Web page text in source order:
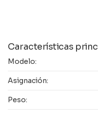
Características
Modelo:
Asignación:
Peso: